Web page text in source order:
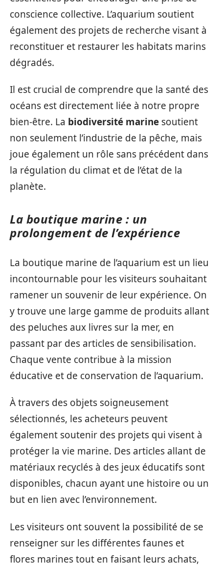
conscience collective. L’aquarium soutient
également des projets de recherche visant à
reconstituer et restaurer les habitats marins
dégradés.
Il est crucial de comprendre que la santé des
océans est directement liée à notre propre
bien-être. La biodiversité marine soutient
non seulement l’industrie de la pêche, mais
joue également un rôle sans précédent dans
la régulation du climat et de l’état de la
planète.
La boutique marine : un
prolongement de l’expérience
La boutique marine de l’aquarium est un lieu
incontournable pour les visiteurs souhaitant
ramener un souvenir de leur expérience. On
y trouve une large gamme de produits allant
des peluches aux livres sur la mer, en
passant par des articles de sensibilisation.
Chaque vente contribue à la mission
éducative et de conservation de l’aquarium.
À travers des objets soigneusement
sélectionnés, les acheteurs peuvent
également soutenir des projets qui visent à
protéger la vie marine. Des articles allant de
matériaux recyclés à des jeux éducatifs sont
disponibles, chacun ayant une histoire ou un
but en lien avec l’environnement.
Les visiteurs ont souvent la possibilité de se
renseigner sur les différentes faunes et
flores marines tout en faisant leurs achats,